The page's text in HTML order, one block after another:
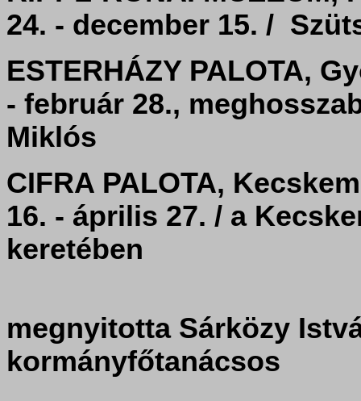
24. - december 15. /
ESTERHÁZY
- február 28.,
Miklós
CIFRA PALOTA,
16. - április 27. / a
keretében
megnyitotta Sárközy
kormányfőtanácsos